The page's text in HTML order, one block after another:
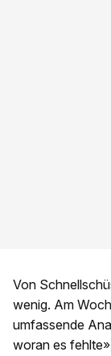
Von
wenig. Am
umfassende
woran es